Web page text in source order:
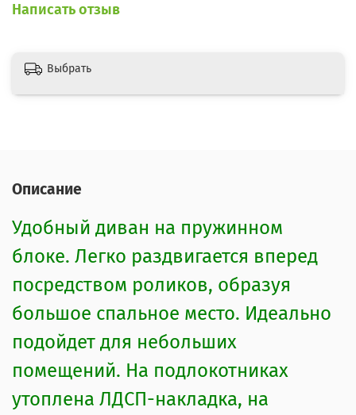
Написать отзыв
Выбрать
Описание
Удобный диван на пружинном
блоке. Легко раздвигается вперед
посредством роликов, образуя
большое спальное место. Идеально
подойдет для небольших
помещений. На подлокотниках
утоплена ЛДСП-накладка, на